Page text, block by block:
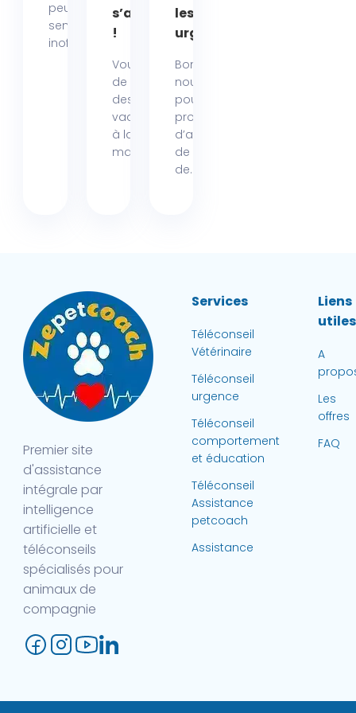
peut
sembler
inoffensif....
s’amuser
!
Vous rêvez
de passer
des
vacances
à la mer,
mais...
les
urgences
Bonne
nouvelle
pour les
propriétaires
d’animaux
de la région
de...
Premier site
d'assistance
intégrale par
intelligence
artificielle et
téléconseils
spécialisés pour
animaux de
compagnie
Services
Téléconseil
Vétérinaire
Téléconseil
urgence
Téléconseil
comportement
et éducation
Téléconseil
Assistance
petcoach
Assistance
Liens
utiles
A
Les
offres
FAQ